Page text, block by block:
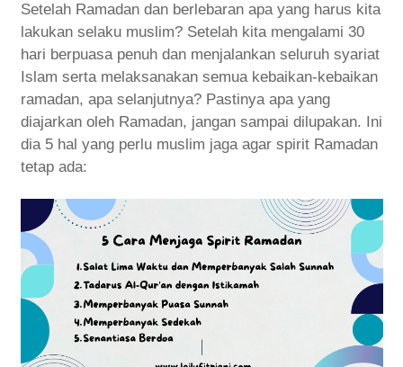
Setelah Ramadan dan berlebaran apa yang harus kita
lakukan selaku muslim? Setelah kita mengalami 30
hari berpuasa penuh dan menjalankan seluruh syariat
Islam serta melaksanakan semua kebaikan-kebaikan
ramadan, apa selanjutnya? Pastinya apa yang
diajarkan oleh Ramadan, jangan sampai dilupakan. Ini
dia 5 hal yang perlu muslim jaga agar spirit Ramadan
tetap ada: